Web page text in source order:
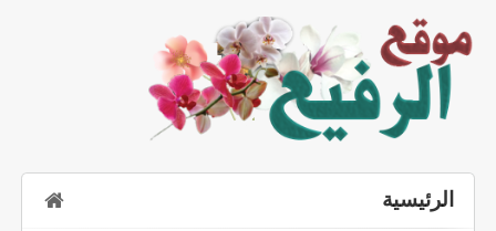
الرئيسية